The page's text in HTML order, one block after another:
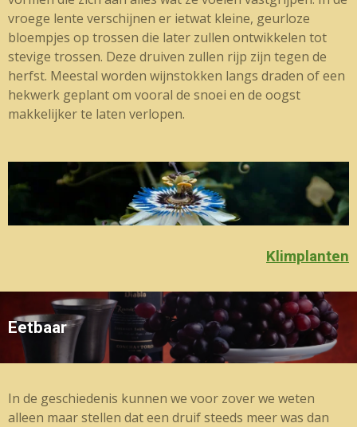
vroege lente verschijnen er ietwat kleine, geurloze
bloempjes op trossen die later zullen ontwikkelen tot
stevige trossen. Deze druiven zullen rijp zijn tegen de
herfst. Meestal worden wijnstokken langs draden of een
hekwerk geplant om vooral de snoei en de oogst
makkelijker te laten verlopen.
Klimplanten
Eetbaar
In de geschiedenis kunnen we voor zover we weten
alleen maar stellen dat een druif steeds meer was dan